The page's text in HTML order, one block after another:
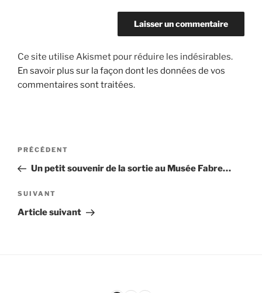
Ce site utilise Akismet pour réduire les indésirables.
En savoir plus sur la façon dont les données de vos
commentaires sont traitées.
Navigation
l’article
Article
précédent
PRÉCÉDENT
Un petit souvenir de la sortie au Musée Fabre…
Article
suivant
SUIVANT
Article suivant